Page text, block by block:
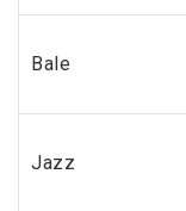
Bale
Jazz